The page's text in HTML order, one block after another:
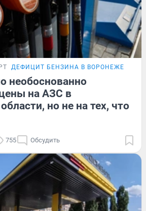
ДЕФИЦИТ БЕНЗИНА В ВОРОНЕЖЕ
необоснованно
на АЗС в
но не на тех, что
755 Обсудить